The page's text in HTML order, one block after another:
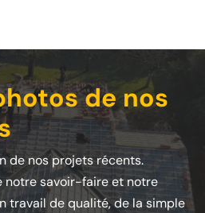
de nos
de nos projets récents.
notre savoir-faire et notre
travail de qualité, de la simple